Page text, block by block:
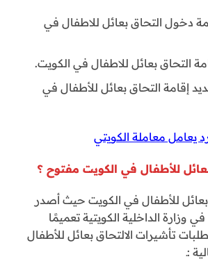
دخول التحاق بعائل للاطفال في
التحاق بعائل للاطفال في الكويت.
إقامة التحاق بعائل للأطفال في
يعامل معاملة الكويتي
للأطفال في الكويت مفتوح ؟
بعائل للأطفال في الكويت حيث أصدر
وزارة الداخلية الكويتية تعميمًا
تأشيرات الالتحاق بعائل للأطفال
:ـ